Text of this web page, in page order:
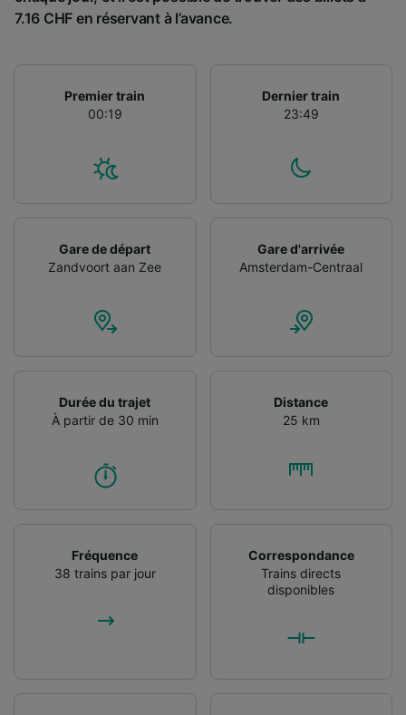
7.16 CHF en réservant à l’avance.
Premier train
00:19
Dernier train
23:49
Gare de départ
Zandvoort aan Zee
Gare d'arrivée
Amsterdam-Centraal
Durée du trajet
À partir de 30 min
Distance
25 km
Fréquence
38 trains par jour
Correspondance
Trains directs
disponibles
Utiliser des données de géolocalisation
l’identification. Stocker et/ou accéder à des
informations sur un appareil. Publicités et
contenu personnalisés, mesure de
performance des publicités et du contenu,
services.